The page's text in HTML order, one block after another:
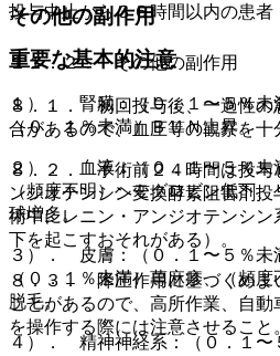
投与中止から３６時間以内の患者
重要な基本的注意
８．１． 初回投与後、一過性の
合があるので、血圧等の観察を十
８．２． 手術前２４時間は投与
ンジオテンシン変換酵素阻害剤
術中にレニン・アンジオテンシ
下を起こすおそれがある）。
８．３． 降圧作用に基づくめま
ことがあるので、高所作業、自
を操作する際には注意させること
その他の副作用
１１．２． その他の副作用
１）． 腎臓：（０．１〜５％未
（０．１％未満）ＢＵＮ上昇。
２）． 血液：（０．１〜５％未
（頻度不明）ヘモグロビン低下
球増多。
３）． 皮膚：（０．１〜５％未
（０．１％未満）蕁麻疹、（頻
脱毛。
４）． 精神神経系：（０．１〜